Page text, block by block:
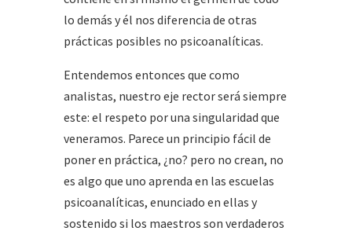
lo demás y él nos diferencia de otras
prácticas posibles no psicoanalíticas.
Entendemos entonces que como
analistas, nuestro eje rector será siempre
este: el respeto por una singularidad que
veneramos. Parece un principio fácil de
poner en práctica, ¿no? pero no crean, no
es algo que uno aprenda en las escuelas
psicoanalíticas, enunciado en ellas y
sostenido si los maestros son verdaderos